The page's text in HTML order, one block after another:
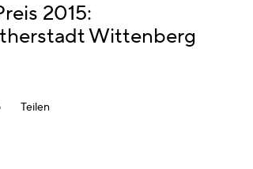
2015:
Wittenberg
Teilen